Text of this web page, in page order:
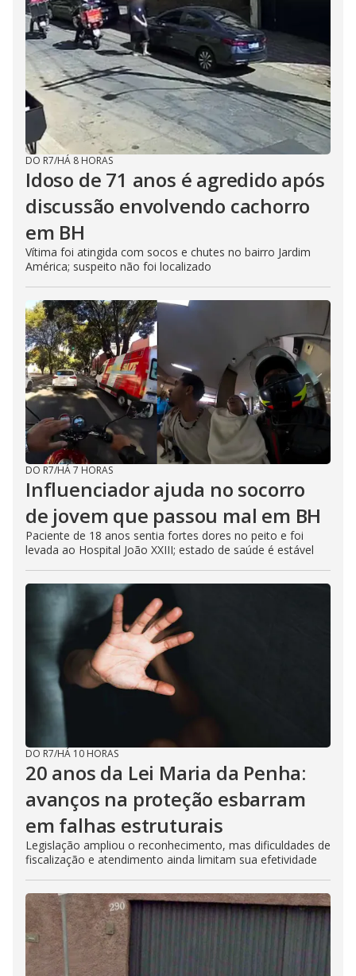
DO R7/HÁ 8 HORAS
Idoso de 71 anos é agredido após
discussão envolvendo cachorro
em BH
Vítima foi atingida com socos e chutes no bairro Jardim
América; suspeito não foi localizado
DO R7/HÁ 7 HORAS
Influenciador ajuda no socorro
de jovem que passou mal em BH
Paciente de 18 anos sentia fortes dores no peito e foi
levada ao Hospital João XXIII; estado de saúde é estável
DO R7/HÁ 10 HORAS
20 anos da Lei Maria da Penha:
avanços na proteção esbarram
em falhas estruturais
Legislação ampliou o reconhecimento, mas dificuldades de
fiscalização e atendimento ainda limitam sua efetividade